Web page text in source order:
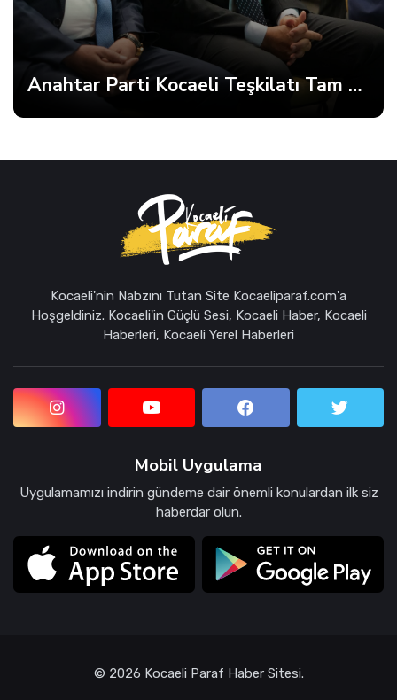
Anahtar Parti Kocaeli Teşkilatı Tam Kadro Toplandı
Kocaeli'nin Nabzını Tutan Site Kocaeliparaf.com'a
Hoşgeldiniz. Kocaeli'in Güçlü Sesi, Kocaeli Haber, Kocaeli
Haberleri, Kocaeli Yerel Haberleri
Mobil Uygulama
Uygulamamızı indirin gündeme dair önemli konulardan ilk siz
haberdar olun.
© 2026 Kocaeli Paraf Haber Sitesi.